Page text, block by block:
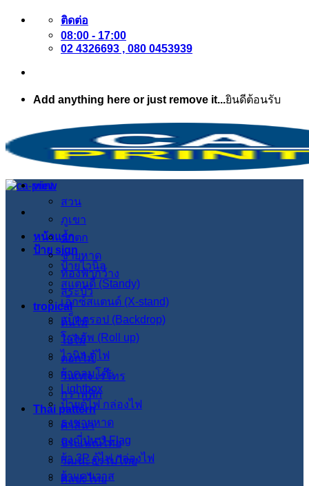
ข้าม
เนื้อหา
ติดต่อ
08:00 - 17:00
02 4326693 , 080 0453939
Add anything here or just remove it...ยินดีต้อนรับ
หน้าแรก
ป้าย sign
ป้ายไวนิล
สแตนดี้ (Standy)
เอ็กซ์สแตนด์ (X-stand)
แบ็คดรอป (Backdrop)
โรลอัพ (Roll up)
ไวนิล ตู้ไฟ
ผ้าคลุมโต๊ะ
Lightbox
ป้ายตู้ไฟ กล่องไฟ
ธงชายหาด
ธงญี่ปุ่น J-Flag
ผ้า 3P ตู้ไฟ กล่องไฟ
ผ้าแคนวาส
view
สวน
ภูเขา
น้ำตก
ชายหาด
ท้องฟ้ากว้าง
สระบัว
tropical
ต้นไม้
ใบไม้
ดอกไม้
วินเทจ เรโทร
กราฟฟิก
Thai pattern
ศาสนา
ประเพณีไทย
วัฒนะธรรมไทย
ศิลปะไทย